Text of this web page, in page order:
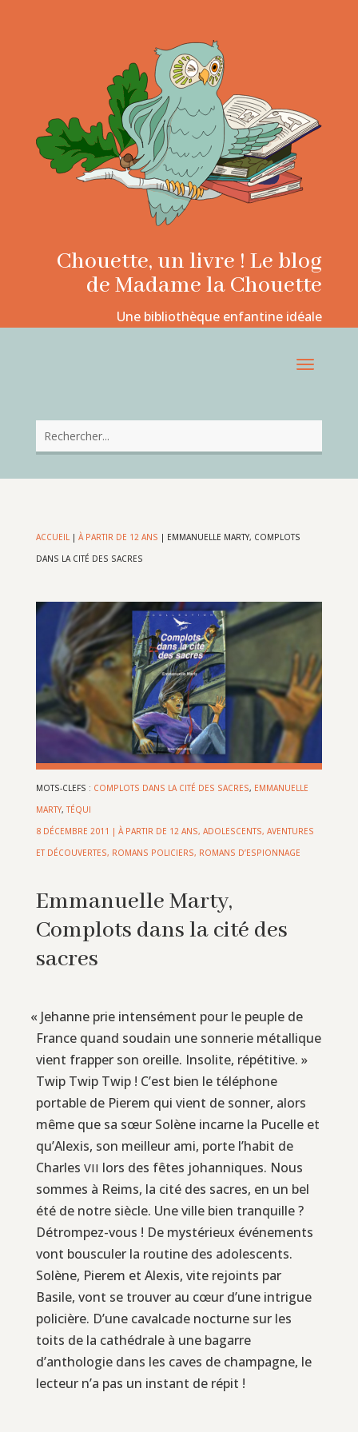
Chouette, un livre ! Le blog
de Madame la Chouette
Une bibliothèque enfantine idéale
ACCUEIL| À PARTIR DE 12 ANS | EMMANUELLE MARTY, COMPLOTS
DANS LA CITÉ DES SACRES
MOTS-CLEFS : COMPLOTS DANS LA CITÉ DES SACRES, EMMANUELLE
MARTY,TÉQUI
8 DÉCEMBRE 2011 | À PARTIR DE 12 ANS, ADOLESCENTS, AVENTURES
ET DÉCOUVERTES, ROMANS POLICIERS, ROMANS D’ESPIONNAGE
Emmanuelle Marty,
Complots dans la cité des
sacres
« Jehanne prie intensément pour le peuple de
France quand soudain une sonnerie métallique
vient frapper son oreille. Insolite, répétitive. »
Twip Twip Twip ! C’est bien le téléphone
portable de Pierem qui vient de sonner, alors
même que sa sœur Solène incarne la Pucelle et
qu’Alexis, son meilleur ami, porte l’habit de
Charles VII lors des fêtes johanniques. Nous
sommes à Reims, la cité des sacres, en un bel
été de notre siècle. Une ville bien tranquille ?
Détrompez-vous ! De mystérieux événements
vont bousculer la routine des adolescents.
Solène, Pierem et Alexis, vite rejoints par
Basile, vont se trouver au cœur d’une intrigue
policière. D’une cavalcade nocturne sur les
toits de la cathédrale à une bagarre
d’anthologie dans les caves de champagne, le
lecteur n’a pas un instant de répit !